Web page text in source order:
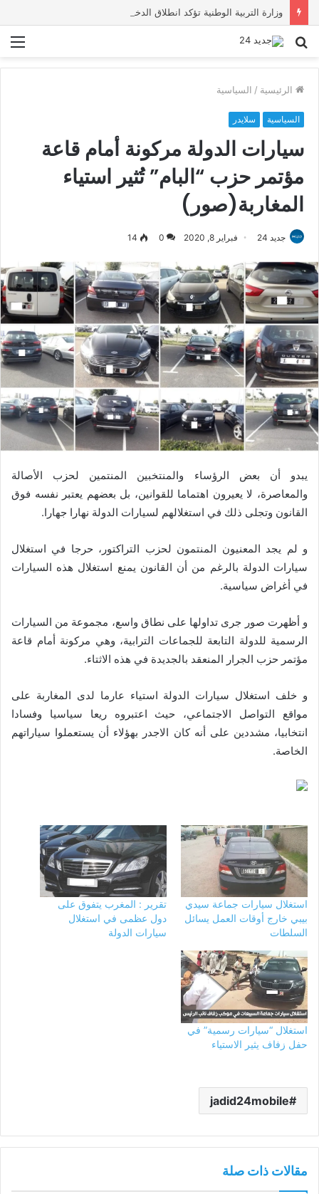
بحث
الرئيسية / السياسية
السياسية سلايدر
سيارات الدولة مركونة أمام قاعة
مؤتمر حزب “البام” تُثير استياء
المغاربة(صور)
جديد 24 فبراير 8, 2020 0
14
يبدو أن بعض الرؤساء والمنتخبين المنتمين لحزب الأصالة
والمعاصرة، لا يعيرون اهتماما للقوانين، بل بعضهم يعتبر نفسه فوق
القانون وتجلى ذلك في استغلالهم لسيارات الدولة نهارا جهارا.
و لم يجد المعنيون المنتمون لحزب التراكتور، حرجا في استغلال
سيارات الدولة بالرغم من أن القانون يمنع استغلال هذه السيارات
في أغراض سياسية.
و أظهرت صور جرى تداولها على نطاق واسع، مجموعة من السيارات
الرسمية للدولة التابعة للجماعات الترابية، وهي مركونة أمام قاعة
مؤتمر حزب الجرار المنعقد بالجديدة في هذه الاثتاء.
و خلف استغلال سيارات الدولة استياء عارما لدى المغاربة على
مواقع التواصل الاجتماعي، حيث اعتبروه ريعا سياسيا وفسادا
انتخابيا، مشددين على أنه كان الاجدر بهؤلاء أن يستعملوا سياراتهم
الخاصة.
استغلال سيارات جماعة سيدي
بيبي خارج أوقات العمل يسائل
السلطات
تقرير : المغرب يتفوق على
دول عظمى في استغلال
سيارات الدولة
استغلال “سيارات رسمية” في
حفل زفاف يثير الاستياء
jadid24mobile
مقالات ذات صلة